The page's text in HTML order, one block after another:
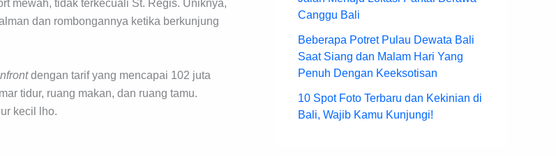
mewah, tidak terkecuali St. Regis. Uniknya,
dan rombongannya ketika berkunjung
dengan tarif yang mencapai 102 juta
tidur, ruang makan, dan ruang tamu.
kecil lho.
Canggu Bali
Beberapa Potret Pulau Dewata Bali
Saat Siang dan Malam Hari Yang
Penuh Dengan Keeksotisan
10 Spot Foto Terbaru dan Kekinian di
Bali, Wajib Kamu Kunjungi!